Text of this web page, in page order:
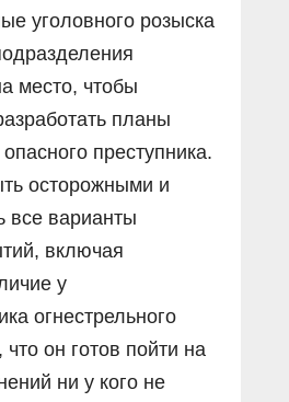
уголовного розыска
место, чтобы
планы
преступника.
осторожными и
все варианты
включая
у
огнестрельного
он готов пойти на
ни у кого не